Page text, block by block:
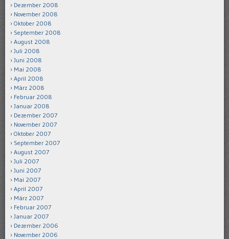
Dezember 2008
November 2008
Oktober 2008
September 2008
August 2008
Juli 2008
Juni 2008
Mai 2008
April 2008
März 2008
Februar 2008
Januar 2008
Dezember 2007
November 2007
Oktober 2007
September 2007
August 2007
Juli 2007
Juni 2007
Mai 2007
April 2007
März 2007
Februar 2007
Januar 2007
Dezember 2006
November 2006